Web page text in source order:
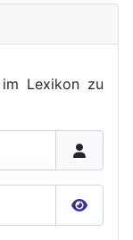
Lexikon zu